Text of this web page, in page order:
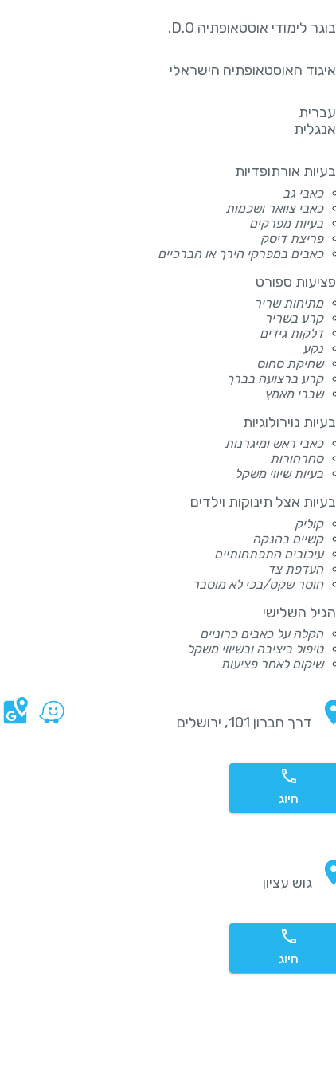
בוגר לימודי אוסטאופתיה D.O.
איגוד האוסטאופתיה הישראלי
עברית
אנגלית
בעיות אורתופדיות
כאבי גב
כאבי צוואר ושכמות
בעיות מפרקים
פריצת דיסק
כאבים במפרקי הירך או הברכיים
פציעות ספורט
מתיחות שריר
קרע בשריר
דלקות גידים
נקע
שחיקת סחוס
קרע ברצועה בברך
שברי מאמץ
בעיות נוירולוגיות
כאבי ראש ומיגרנות
סחרחורות
בעיות שיווי משקל
בעיות אצל תינוקות וילדים
קוליק
קשיים בהנקה
עיכובים התפתחותיים
העדפת צד
חוסר שקט/בכי לא מוסבר
הגיל השלישי
הקלה על כאבים כרוניים
טיפול ביציבה ובשיווי משקל
שיקום לאחר פציעות
דרך חברון 101, ירושלים
חיוג
גוש עציון
חיוג